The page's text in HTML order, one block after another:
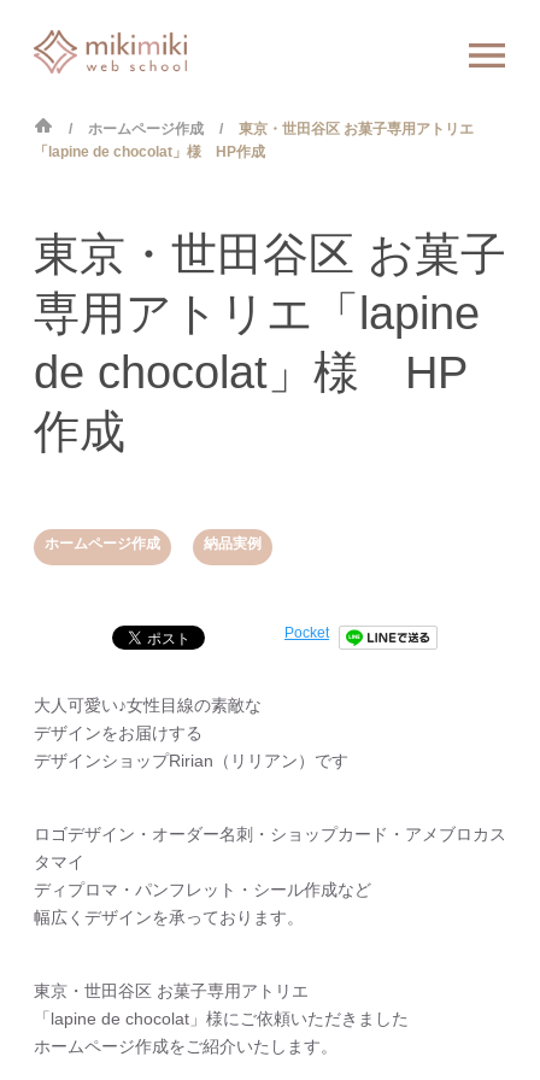
ホームページ作成
東京・世田谷区 お菓子専用アトリエ
「lapine de chocolat」様 HP作成
ホームページ作成 納品実例
東京・世田谷区 お菓子
専用アトリエ「lapine
de chocolat」様 HP
作成
Pocket
大人可愛い♪女性目線の素敵な
デザインをお届けする
デザインショップRirian（リリアン）です
ロゴデザイン・オーダー名刺・ショップカード・アメブロカス
タマイ
ディプロマ・パンフレット・シール作成など
幅広くデザインを承っております。
東京・世田谷区 お菓子専用アトリエ
「lapine de chocolat」様にご依頼いただきました
ホームページ作成をご紹介いたします。